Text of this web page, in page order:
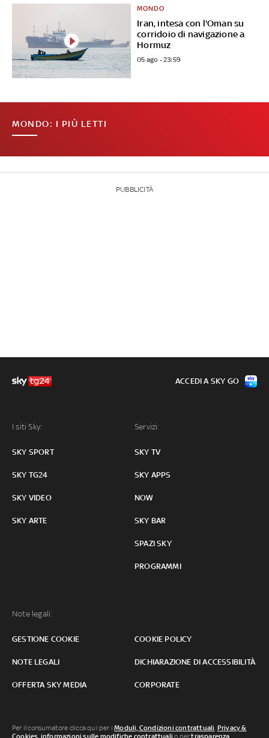
Iran, intesa con l'Oman su
corridoio di navigazione a
Hormuz
MONDO
05 ago - 23:59
MONDO: I PIÙ LETTI
PUBBLICITÀ
I siti Sky:
SKY SPORT
SKY TG24
SKY VIDEO
SKY ARTE
Servizi:
SKY TV
SKY APPS
NOW
SKY BAR
SPAZI SKY
PROGRAMMI
Note legali:
GESTIONE COOKIE COOKIE POLICY
NOTE LEGALI DICHIARAZIONE DI ACCESSIBILITÀ
OFFERTA SKY MEDIA CORPORATE
ACCEDI A SKY GO
Per il consumatore clicca qui per iModuli, Condizioni contrattuali, Privacy &
Cookies informazioni sulle modifiche contrattuali o pertrasparenza